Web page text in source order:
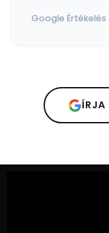
Google Értékelés
ÍRJA